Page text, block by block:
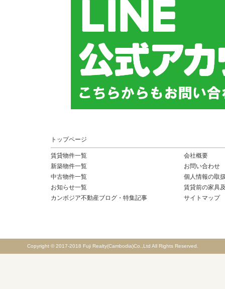
トップページ
賃貸物件一覧
新築物件一覧
中古物件一覧
お知らせ一覧
カンボジア不動産ブログ・特集記事
会社概要
お問い合わせ
個人情報の取
賃貸前の家具
サイトマップ
Copyright © 2017-2018 Fuji Realty(Cambodia)Co.,Ltd All Rights Reserved.